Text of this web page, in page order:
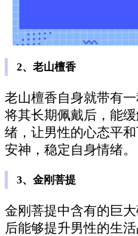
2、老山檀香
老山檀香自身就带有
将其长期佩戴后，能
绪，让男性的心态平
安神，稳定自身情绪。
3、金刚菩提
金刚菩提中含有的巨
后能够提升男性的生